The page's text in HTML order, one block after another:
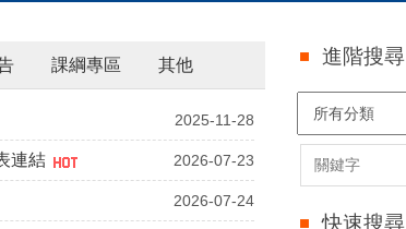
課綱專區 其他
2025-11-28
連結 2026-07-23
2026-07-24
進階搜尋
快速搜尋